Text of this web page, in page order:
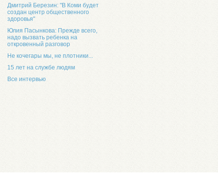
Дмитрий Березин: "В Коми будет
создан центр общественного
здоровья"
Юлия Пасынкова: Прежде всего,
надо вызвать ребенка на
откровенный разговор
Не кочегары мы, не плотники...
15 лет на службе людям
Все интервью